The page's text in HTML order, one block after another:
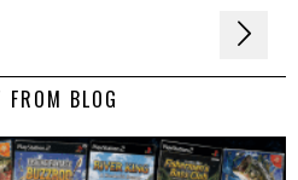
FROM BLOG